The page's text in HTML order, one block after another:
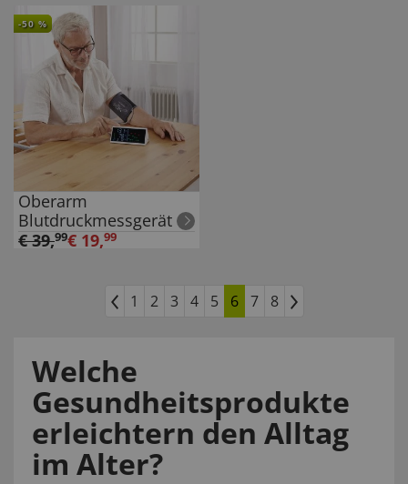
-50 %
Oberarm
Blutdruckmessgerät
€39,99€ 19,99
1 2 3 4 5 6 7 8
Welche
Gesundheitsprodukte
erleichtern den Alltag
im Alter?